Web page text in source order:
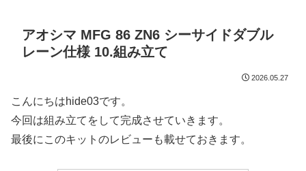
アオシマ MFG 86 ZN6 シーサイドダブル
レーン仕様 10.組み立て
2026.05.27
こんにちはhide03です。
今回は組み立てをして完成させていきます。
最後にこのキットのレビューも載せておきます。